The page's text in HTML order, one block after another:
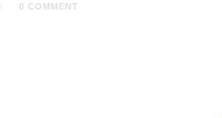
0 COMMENT